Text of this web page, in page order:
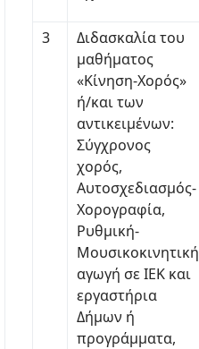
3
Διδασκαλία του
μαθήματος
«Κίνηση-Χορός»
ή/και των
αντικειμένων:
Σύγχρονος
χορός,
Αυτοσχεδιασμός-
Χορογραφία,
Ρυθμική-
Μουσικοκινητική
αγωγή σε ΙΕΚ και
εργαστήρια
Δήμων ή
προγράμματα,